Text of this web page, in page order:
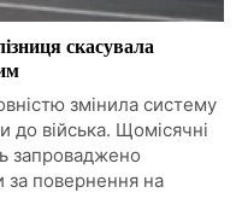
скасувала
змінила систему
до війська. Щомісячні
запроваджено
за повернення на